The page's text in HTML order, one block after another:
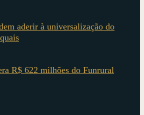
aderir à universalização do
R$ 622 milhões do Funrural